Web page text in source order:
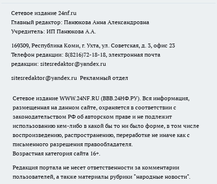
Сетевое издание 24nf.ru
Главный редактор: Панюкова Анна Александровна
Учредитель: ИП Панюкова А.А.
169309, Республика Коми, г. Ухта, ул. Советская, д. 3, офис 23
Телефон редакции: 8(8216)72-18-18, электронная почта
редакции: sitesredaktor@yandex.ru
sitesredaktor@yandex.ru Рекламный отдел
Сетевое издание WWW.24NF.RU (ВВВ.24НФ.РУ). Вся информация,
размещенная на данном сайте, охраняется в соответствии с
законодательством РФ об авторском праве и не подлежит
использованию кем-либо в какой бы то ни было форме, в том числе
воспроизведению, распространению, переработке не иначе как с
письменного разрешения правообладателя.
Возрастная категория сайта 16+.
Редакция портала не несет ответственности за комментарии
пользователей, а также материалы рубрики "народные новости".